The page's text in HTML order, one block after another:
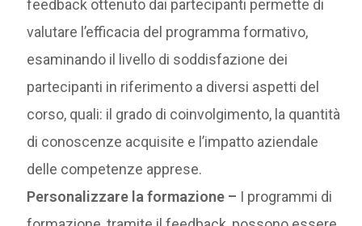
feedback ottenuto dai partecipanti permette di
valutare l’efficacia del programma formativo,
esaminando il livello di soddisfazione dei
partecipanti in riferimento a diversi aspetti del
corso, quali: il grado di coinvolgimento, la quantità
di conoscenze acquisite e l’impatto aziendale
delle competenze apprese.
Personalizzare la formazione – I programmi di